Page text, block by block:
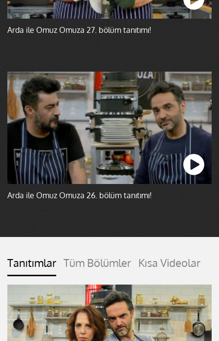
Arda ile Omuz Omuza 27. bölüm tanıtımı!
Arda ile Omuz Omuza 26. bölüm tanıtımı!
Tanıtımlar Tüm Bölümler Kısa Videolar